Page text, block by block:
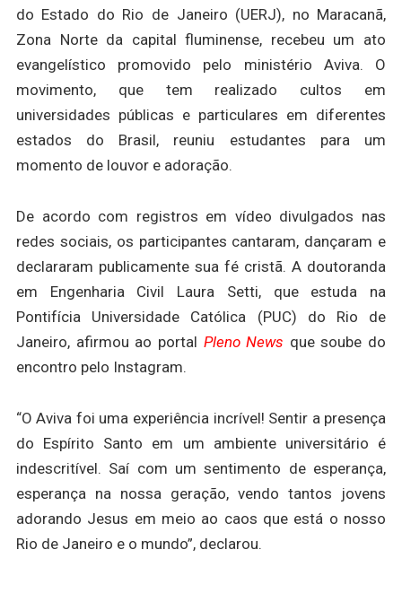
do Estado do Rio de Janeiro (UERJ), no Maracanã,
Zona Norte da capital fluminense, recebeu um ato
evangelístico promovido pelo ministério Aviva. O
movimento, que tem realizado cultos em
universidades públicas e particulares em diferentes
estados do Brasil, reuniu estudantes para um
momento de louvor e adoração.
De acordo com registros em vídeo divulgados nas
redes sociais, os participantes cantaram, dançaram e
declararam publicamente sua fé cristã. A doutoranda
em Engenharia Civil Laura Setti, que estuda na
Pontifícia Universidade Católica (PUC) do Rio de
Janeiro, afirmou ao portal Pleno News que soube do
encontro pelo Instagram.
“O Aviva foi uma experiência incrível! Sentir a presença
do Espírito Santo em um ambiente universitário é
indescritível. Saí com um sentimento de esperança,
esperança na nossa geração, vendo tantos jovens
adorando Jesus em meio ao caos que está o nosso
Rio de Janeiro e o mundo”, declarou.